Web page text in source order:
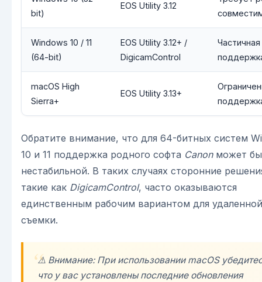
bit)
EOS Utility 3.12
Windows 10 / 11
(64-bit)
EOS Utility 3.12+ /
DigicamControl
Частичная
macOS High
Sierra+
EOS Utility 3.13+
Обратите внимание, что для 64-битных систем
10 и 11 поддержка родного софта Canonможет
нестабильной. В таких случаях сторонние
такие как DigicamControl, часто оказываются
единственным рабочим вариантом для удаленной
съемки.
⚠️ Внимание: При использовании macOS
что у вас установлены последние обновления